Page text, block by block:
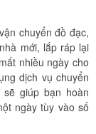
chuyển đồ đạc,
mới, lắp ráp lại
nhiều ngày cho
dịch vụ chuyển
giúp bạn hoàn
ngày tùy vào số